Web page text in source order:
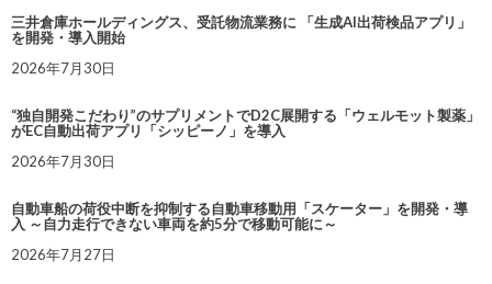
三井倉庫ホールディングス、受託物流業務に 「生成AI出荷検品アプリ」
を開発・導入開始
2026年7月30日
“独自開発こだわり”のサプリメントでD2C展開する「ウェルモット製薬」
がEC自動出荷アプリ「シッピーノ」を導入
2026年7月30日
自動車船の荷役中断を抑制する自動車移動用「スケーター」を開発・導
入 ～自力走行できない車両を約5分で移動可能に～
2026年7月27日